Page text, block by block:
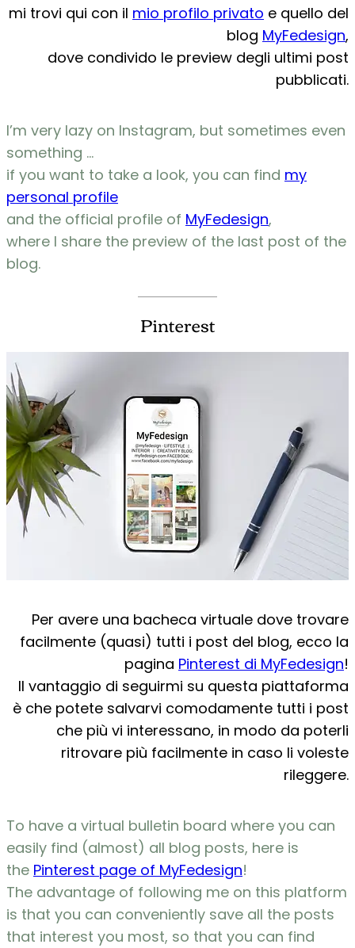
mi trovi qui con il mio profilo privato e quello del
blog MyFedesign,
dove condivido le preview degli ultimi post
pubblicati.
I’m very lazy on Instagram, but sometimes even
something …
if you want to take a look, you can find my
personal profile
and the official profile of MyFedesign,
where I share the preview of the last post of the
blog.
Pinterest
Per avere una bacheca virtuale dove trovare
facilmente (quasi) tutti i post del blog, ecco la
pagina Pinterest di MyFedesign!
Il vantaggio di seguirmi su questa piattaforma
è che potete salvarvi comodamente tutti i post
che più vi interessano, in modo da poterli
ritrovare più facilmente in caso li voleste
rileggere.
To have a virtual bulletin board where you can
easily find (almost) all blog posts, here is
the Pinterest page of MyFedesign!
The advantage of following me on this platform
is that you can conveniently save all the posts
that interest you most, so that you can find